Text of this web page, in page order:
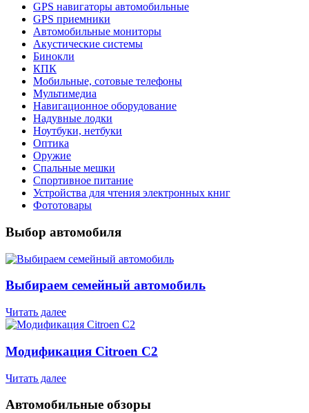
GPS навигаторы автомобильные
GPS приемники
Автомобильные мониторы
Акустические системы
Бинокли
КПК
Мобильные, сотовые телефоны
Мультимедиа
Навигационное оборудование
Надувные лодки
Ноутбуки, нетбуки
Оптика
Оружие
Спальные мешки
Спортивное питание
Устройства для чтения электронных книг
Фототовары
Выбор автомобиля
Выбираем семейный автомобиль
Читать далее
Модификация Citroen С2
Читать далее
Автомобильные обзоры